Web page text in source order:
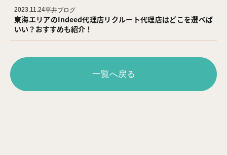
2023.11.24平井ブログ
東海エリアのIndeed代理店リクルート代理店はどこを選べば
いい？おすすめも紹介！
一覧へ戻る